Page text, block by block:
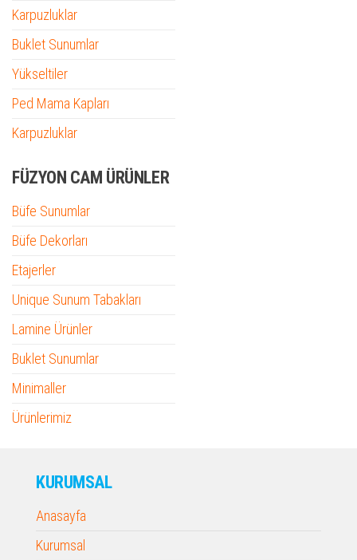
Karpuzluklar
Buklet Sunumlar
Yükseltiler
Ped Mama Kapları
Karpuzluklar
FÜZYON CAM ÜRÜNLER
Büfe Sunumlar
Büfe Dekorları
Etajerler
Unique Sunum Tabakları
Lamine Ürünler
Buklet Sunumlar
Minimaller
Ürünlerimiz
KURUMSAL
Anasayfa
Kurumsal